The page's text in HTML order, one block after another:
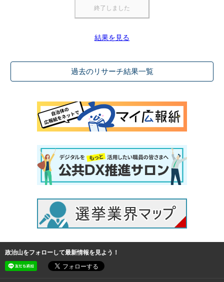
結果を見る
過去のリサーチ結果一覧
政治山をフォローして最新情報を見よう！